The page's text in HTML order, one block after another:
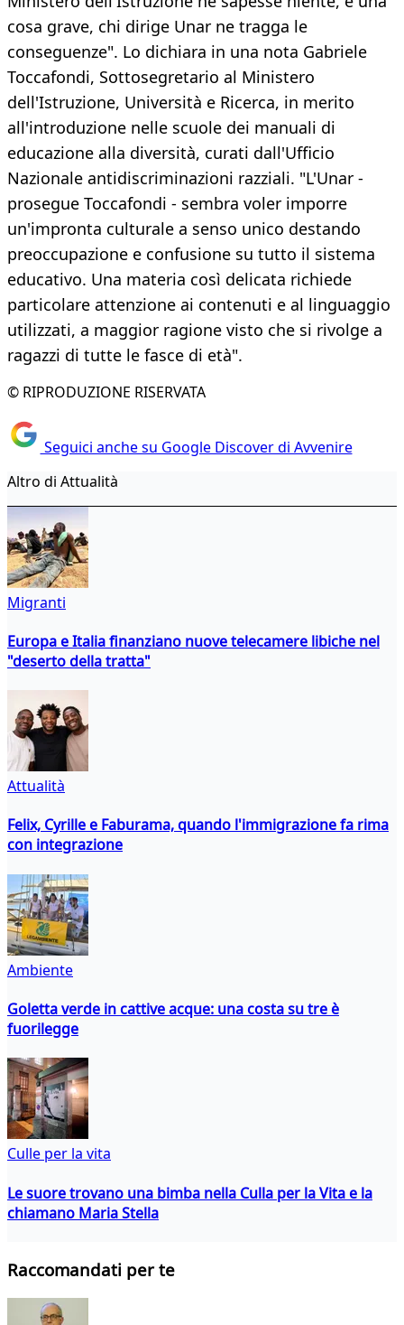
cosa grave, chi dirige Unar ne tragga le
conseguenze". Lo dichiara in una nota Gabriele
Toccafondi, Sottosegretario al Ministero
dell'Istruzione, Università e Ricerca, in merito
all'introduzione nelle scuole dei manuali di
educazione alla diversità, curati dall'Ufficio
Nazionale antidiscriminazioni razziali. "L'Unar -
prosegue Toccafondi - sembra voler imporre
un'impronta culturale a senso unico destando
preoccupazione e confusione su tutto il sistema
educativo. Una materia così delicata richiede
particolare attenzione ai contenuti e al linguaggio
utilizzati, a maggior ragione visto che si rivolge a
ragazzi di tutte le fasce di età".
© RIPRODUZIONE RISERVATA
Seguici anche su Google Discover di Avvenire
Altro di Attualità
Migranti
Europa e Italia finanziano nuove telecamere libiche nel
"deserto della tratta"
Attualità
Felix, Cyrille e Faburama, quando l'immigrazione fa rima
con integrazione
Ambiente
Goletta verde in cattive acque: una costa su tre è
fuorilegge
Culle per la vita
Le suore trovano una bimba nella Culla per la Vita e la
chiamano Maria Stella
Raccomandati per te